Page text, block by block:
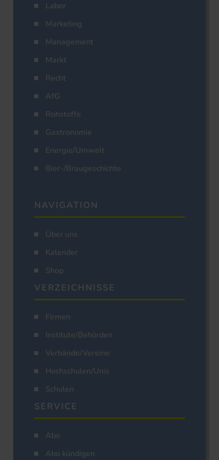
Labor
Marketing
Management
Markt
Recht
AfG
Rohstoffe
Gastronomie
Energie/Umwelt
Bier-/Braugeschichte
NAVIGATION
Über uns
Kalender
Shop
VERZEICHNISSE
Firmen
Institute/Behörden
Verbände/Vereine
Hochschulen/Unis
Schulen
SERVICE
Abo
Abo kündigen